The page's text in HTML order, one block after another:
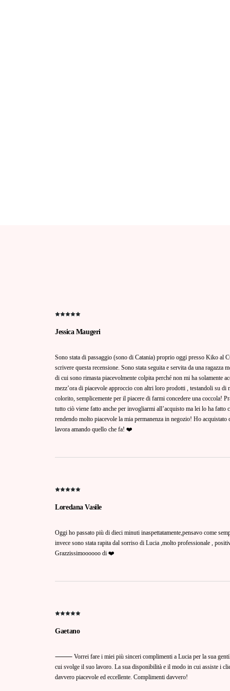
Jessica Maugeri
Sono stata di passaggio (sono di Catania) proprio oggi presso Kiko al
scrivere questa recensione. Sono stata seguita e servita da una ragazza
di cui sono rimasta piacevolmente colpita perché non mi ha solamente
mezz’ora di piacevole approccio con altri loro prodotti , testandoli su di
colorito, semplicemente per il piacere di farmi concedere una coccola!
tutto ciò viene fatto anche per invogliarmi all’acquisto ma lei lo ha fatto
rendendo molto piacevole la mia permanenza in negozio! Ho acquistato
lavora amando quello che fa! ❤️
Loredana Vasile
Oggi ho passato più di dieci minuti inaspettatamente,pensavo come
invece sono stata rapita dal sorriso di Lucia ,molto professionale ,
Grazzissimoooooo di ❤️
Gaetano
⸻ Vorrei fare i miei più sinceri complimenti a Lucia per la sua
cui svolge il suo lavoro. La sua disponibilità e il modo in cui assiste i
davvero piacevole ed eccellente. Complimenti davvero!